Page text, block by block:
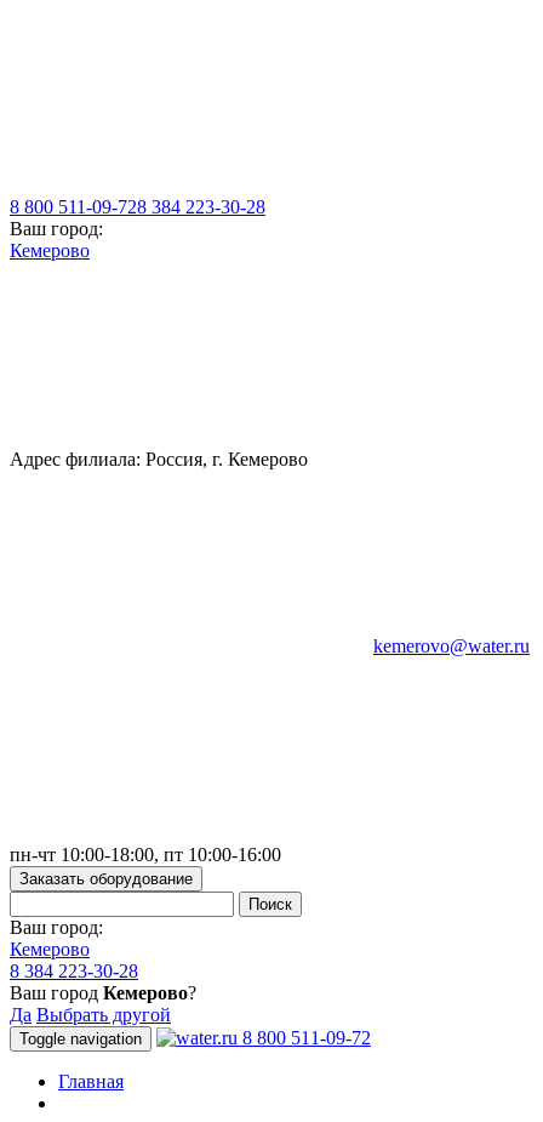
8 800 511-09-728 384 223-30-28
Ваш город:
Кемерово
Адрес филиала: Россия, г. Кемерово
kemerovo@water.ru
пн-чт 10:00-18:00, пт 10:00-16:00
Заказать оборудование
Ваш город:
Кемерово
8 384 223-30-28
Ваш город Кемерово?
Да Выбрать другой
Toggle navigation 8 800 511-09-72
Главная